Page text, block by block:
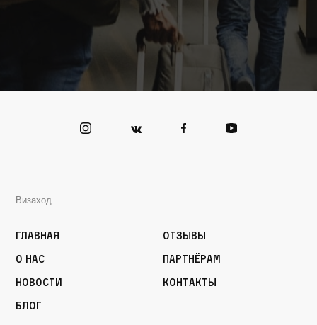
Визаход
Главная
О нас
Новости
Блог
Отзывы
Партнёрам
Контакты